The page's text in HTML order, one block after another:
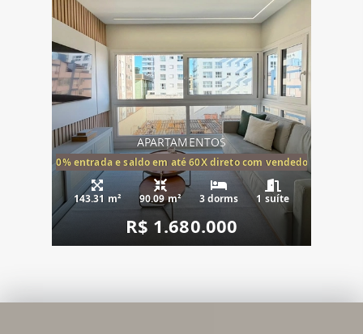
APARTAMENTOS
20% entrada e saldo em até 60X direto com vendedor
143.31 m² 90.09 m² 3 dorms 1 suíte
R$ 1.680.000